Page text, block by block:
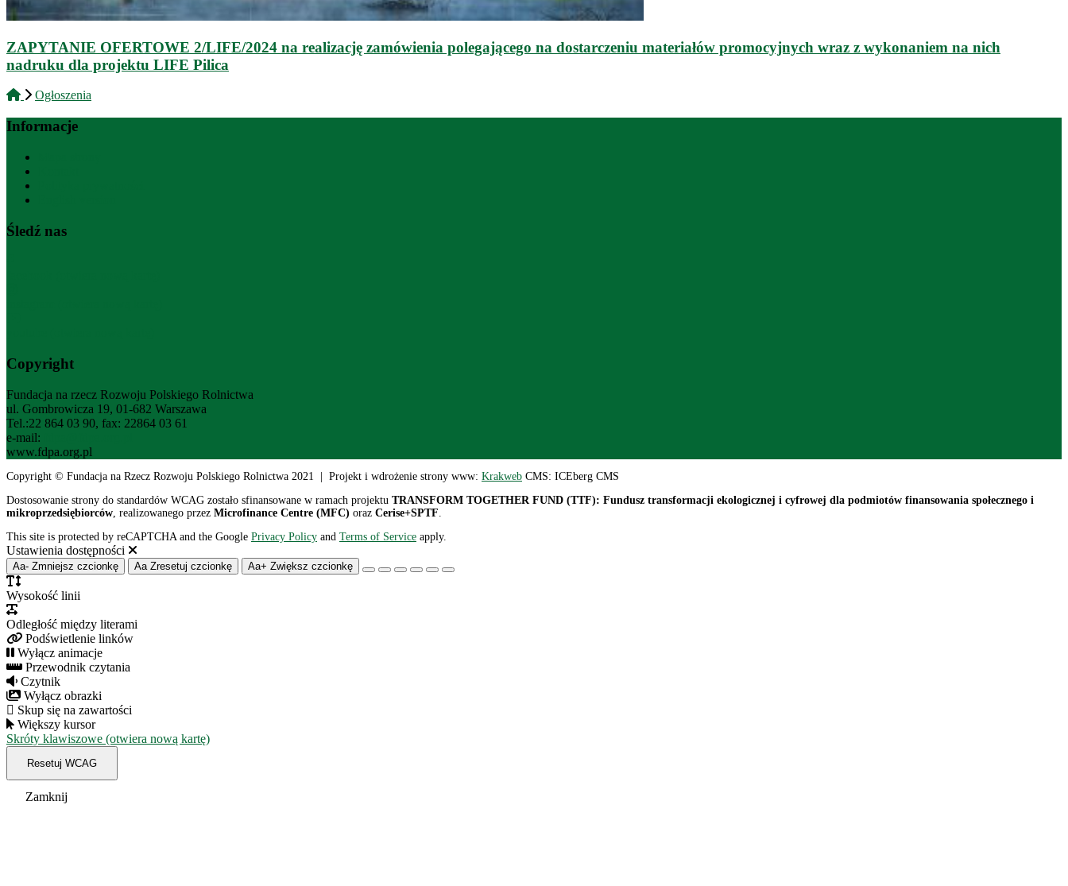
ZAPYTANIE OFERTOWE 2/LIFE/2024 na realizację zamówienia polegającego na dostarczeniu materiałów promocyjnych wraz z wykonaniem na nich
nadruku dla projektu LIFE Pilica
Ogłoszenia
Informacje
Śledź nas
Copyright
Fundacja na rzecz Rozwoju Polskiego Rolnictwa
ul. Gombrowicza 19, 01-682 Warszawa
Tel.:22 864 03 90, fax: 22864 03 61
e-mail:
www.fdpa.org.pl
Copyright © Fundacja na Rzecz Rozwoju Polskiego Rolnictwa 2021 | Projekt i wdrożenie strony www: Krakweb CMS: ICEberg CMS
Dostosowanie strony do standardów WCAG zostało sfinansowane w ramach projektu TRANSFORM TOGETHER FUND (TTF): Fundusz transformacji ekologicznej i cyfrowej dla podmiotów finansowania społecznego i
mikroprzedsiębiorców , realizowanego przez Microfinance Centre (MFC) oraz Cerise+SPTF
This site is protected by reCAPTCHA and the Google Privacy Policy and Terms of Service apply.
Ustawienia dostępności
Aa- Zmniejsz czcionkę Aa Zresetuj czcionkę Aa+ Zwiększ czcionkę
Wysokość linii
Odległość między literami
Podświetlenie linków
Wyłącz animacje
Przewodnik czytania
Czytnik
Wyłącz obrazki
Skup się na zawartości
Większy kursor
Skróty klawiszowe (otwiera nową kartę)
Resetuj WCAG
Zamknij